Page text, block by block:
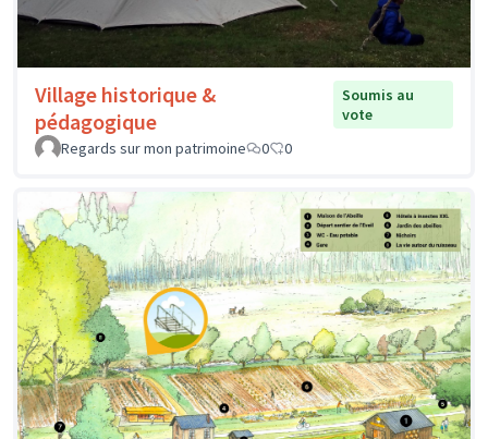
Village historique &
pédagogique
Soumis au
vote
Regards sur mon patrimoine
0 0